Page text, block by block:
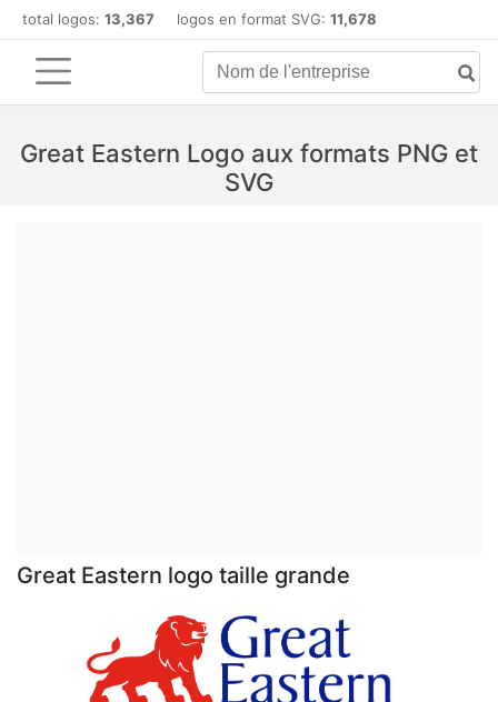
total logos: 13,367 logos en format SVG: 11,678
Great Eastern Logo aux formats PNG et
SVG
Great Eastern logo taille grande